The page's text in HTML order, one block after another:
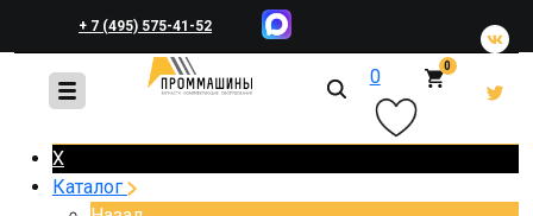
+ 7 (495) 575-41-52
+ 7 (495) 648-45-83 0 0
X
Каталог